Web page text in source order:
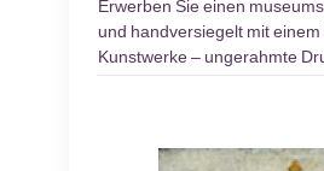
Erwerben Sie einen
und handversiegelt mit
Kunstwerke – ungerahmte